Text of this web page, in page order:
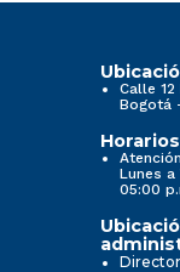
Calle
Bogotá
Lunes
05:00